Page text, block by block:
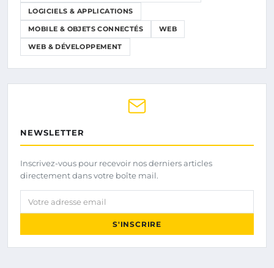
LOGICIELS & APPLICATIONS
MOBILE & OBJETS CONNECTÉS WEB
WEB & DÉVELOPPEMENT
NEWSLETTER
Inscrivez-vous pour recevoir nos derniers articles
directement dans votre boîte mail.
Votre adresse email
S'INSCRIRE